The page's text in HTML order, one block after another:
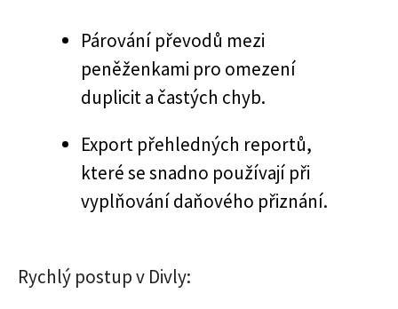
Párování převodů mezi
peněženkami pro omezení
duplicit a častých chyb.
Export přehledných reportů,
které se snadno používají při
vyplňování daňového přiznání.
Rychlý postup v Divly: